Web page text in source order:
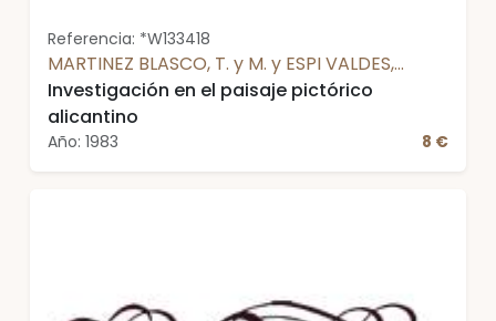
Referencia: *W133418
MARTINEZ BLASCO, T. y M. y ESPI VALDES,
Adrián - CATALOGO
Investigación en el paisaje pictórico
alicantino
Año: 1983 8 €